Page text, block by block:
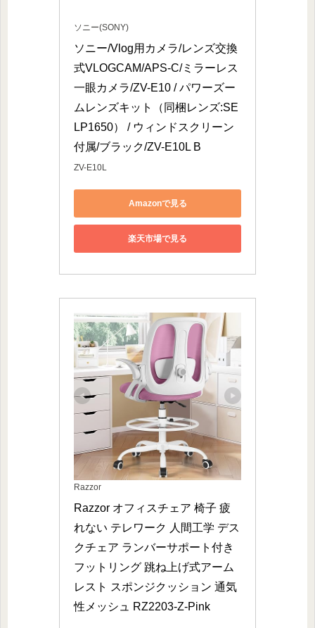
ソニー(SONY)
ソニー/Vlog用カメラ/レンズ交換
式VLOGCAM/APS-C/ミラーレス
一眼カメラ/ZV-E10 / パワーズー
ムレンズキット（同梱レンズ:SE
LP1650） / ウィンドスクリーン
付属/ブラック/ZV-E10L B
ZV-E10L
Amazonで見る
楽天市場で見る
Razzor
Razzor オフィスチェア 椅子 疲
れない テレワーク 人間工学 デス
クチェア ランバーサポート付き
フットリング 跳ね上げ式アーム
レスト スポンジクッション 通気
性メッシュ RZ2203-Z-Pink